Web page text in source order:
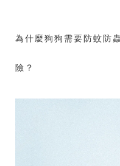
為什麼狗狗需要防蚊防
險？